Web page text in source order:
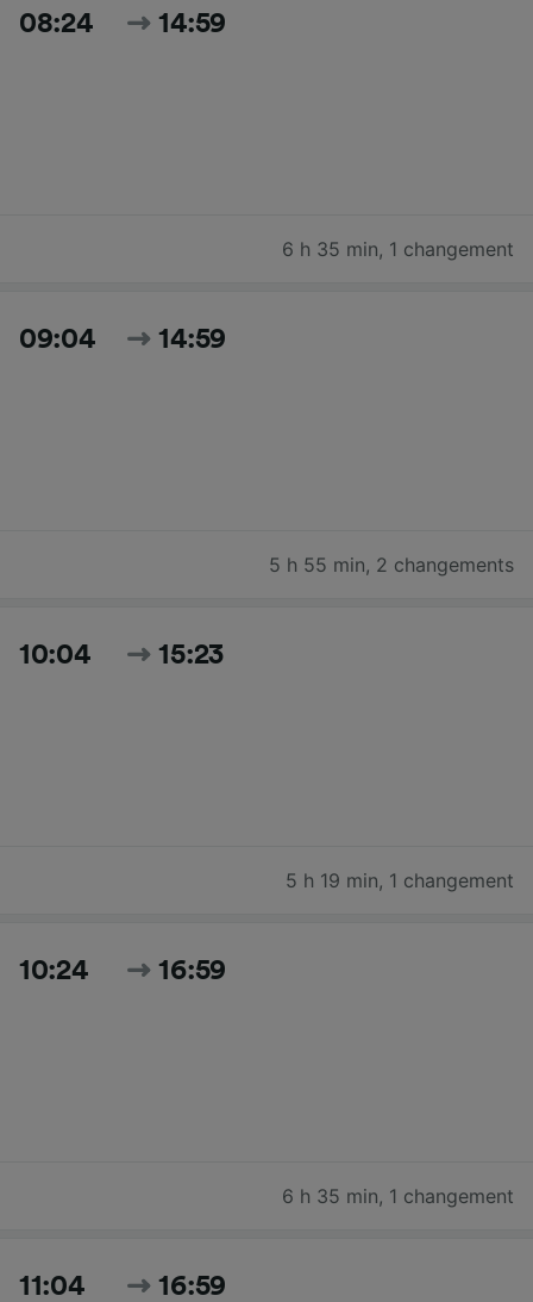
08:24 14:59
6 h 35 min, 1 changement
09:04 14:59
5 h 55 min, 2 changements
10:04 15:23
5 h 19 min, 1 changement
10:24 16:59
6 h 35 min, 1 changement
11:04 16:59